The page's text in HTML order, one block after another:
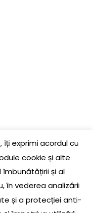
Nr. 3, La parter
îți exprimi acordul cu
cookie și alte
îmbunătățirii și al
în vederea analizării
și a protecției anti-